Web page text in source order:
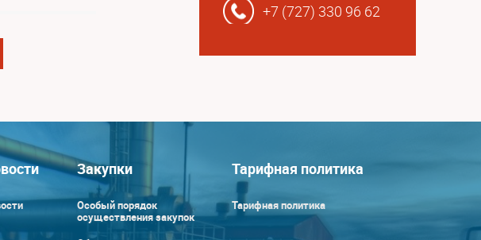
+7 (727) 330 96 62
Закупки
Особый порядок
осуществления закупок
Тарифная политика
Тарифная политика